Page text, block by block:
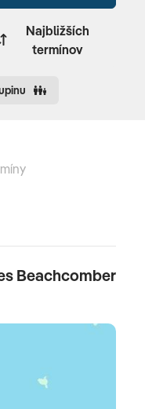
bazén • detské
Najbližších
termínov
Beachcomber